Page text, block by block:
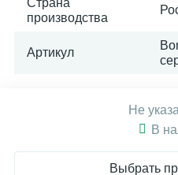
Страна
производства
Артикул
Не
В
Выбрать